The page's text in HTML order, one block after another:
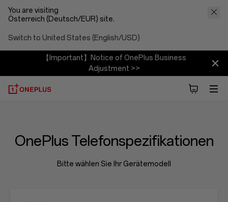
You are visiting
Österreich (Deutsch/EUR) site.
Switch to United States (English/USD)
【Important】Notice of OnePlus Business
Adjustment >>
OnePlus Telefonspezifikationen
Bitte wählen Sie Ihr Gerätemodell